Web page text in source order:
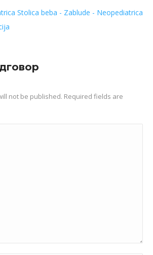
Stolica beba - Zablude - Neopediatrica
not be published. Required fields are